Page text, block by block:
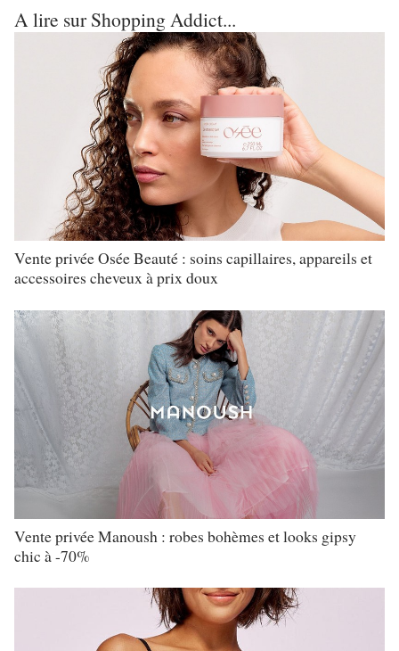
A lire sur Shopping Addict...
Vente privée Osée Beauté : soins capillaires, appareils et
accessoires cheveux à prix doux
Vente privée Manoush : robes bohèmes et looks gipsy
chic à -70%